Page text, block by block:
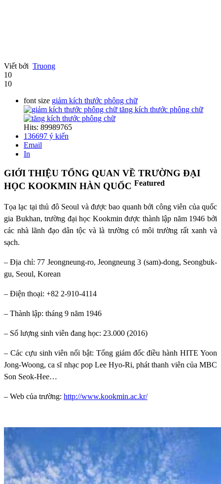
Viết bởi Truong
10
10
font size giảm kích thước phông chữ
tăng kích thước phông chữ
Hits: 89989765
136697 ý kiến
Email
In
GIỚI THIỆU TỔNG QUAN VỀ TRƯỜNG ĐẠI
HỌC KOOKMIN HÀN QUỐC Featured
Tọa lạc tại thủ đô Seoul và được bao quanh bởi công viên của quốc
gia Bukhan, trường đại học Kookmin được thành lập năm 1946 bởi
các nhà lãnh đạo dân tộc và là trường có môi trường rất xanh và
sạch.
– Địa chỉ: 77 Jeongneung-ro, Jeongneung 3 (sam)-dong, Seongbuk-
gu, Seoul, Korean
– Điện thoại: +82 2-910-4114
– Thành lập: tháng 9 năm 1946
– Số lượng sinh viên đang học: 23.000 (2016)
– Các cựu sinh viên nổi bật: Tổng giám đốc điều hành HITE Yoon
Jong-Woong, ca sĩ nhạc pop Lee Hyo-Ri, phát thanh viên của MBC
Son Seok-Hee…
– Web của trường: http://www.kookmin.ac.kr/